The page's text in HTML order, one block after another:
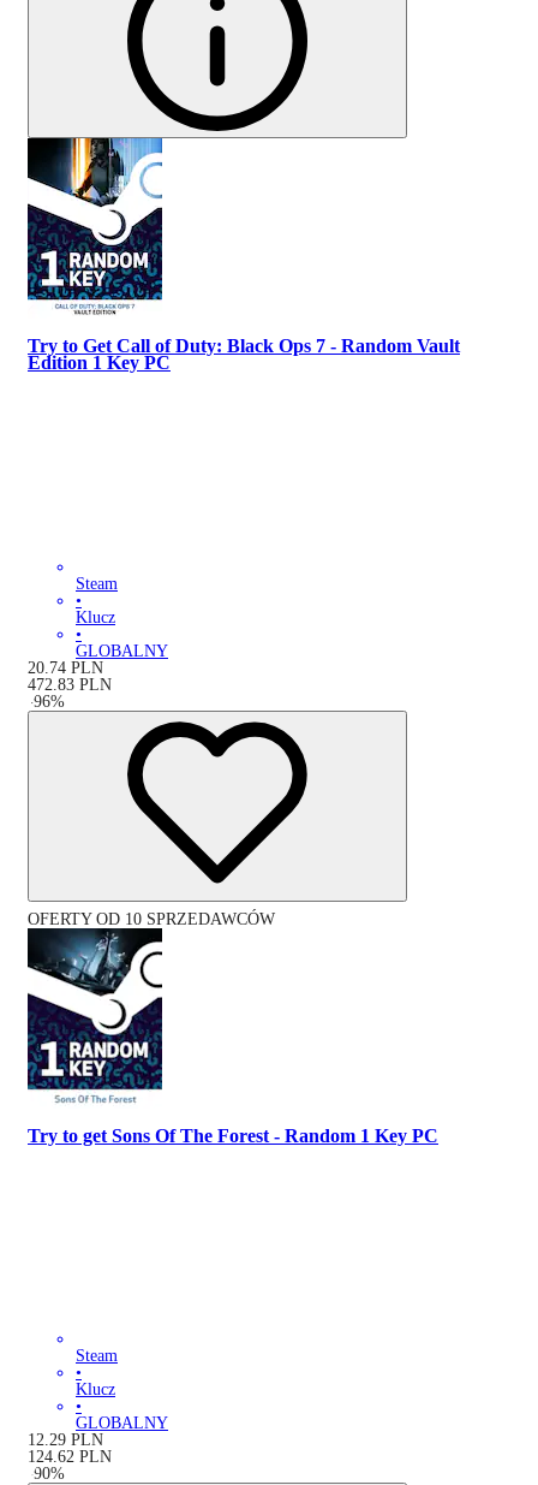
Try to Get Call of Duty: Black Ops 7 - Random Vault
Edition 1 Key PC
Steam
•
Klucz
•
GLOBALNY
20.74 PLN
472.83 PLN
-96%
OFERTY OD 10 SPRZEDAWCÓW
Try to get Sons Of The Forest - Random 1 Key PC
Steam
•
Klucz
•
GLOBALNY
12.29 PLN
124.62 PLN
-90%